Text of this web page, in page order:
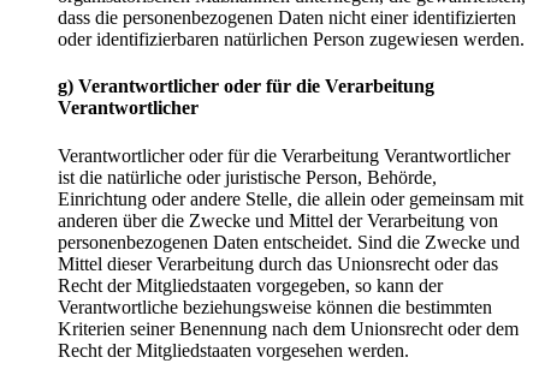
dass die personenbezogenen Daten nicht einer identifizierten
oder identifizierbaren natürlichen Person zugewiesen werden.
g) Verantwortlicher oder für die Verarbeitung
Verantwortlicher
Verantwortlicher oder für die Verarbeitung Verantwortlicher
ist die natürliche oder juristische Person, Behörde,
Einrichtung oder andere Stelle, die allein oder gemeinsam mit
anderen über die Zwecke und Mittel der Verarbeitung von
personenbezogenen Daten entscheidet. Sind die Zwecke und
Mittel dieser Verarbeitung durch das Unionsrecht oder das
Recht der Mitgliedstaaten vorgegeben, so kann der
Verantwortliche beziehungsweise können die bestimmten
Kriterien seiner Benennung nach dem Unionsrecht oder dem
Recht der Mitgliedstaaten vorgesehen werden.